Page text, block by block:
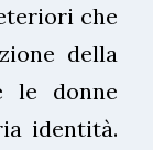
che
della
le donne
identità.